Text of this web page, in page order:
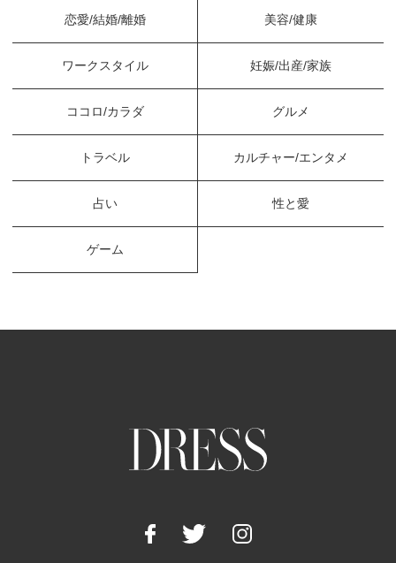
恋愛/結婚/離婚 美容/健康
ワークスタイル 妊娠/出産/家族
ココロ/カラダ グルメ
トラベル カルチャー/エンタメ
占い 性と愛
ゲーム